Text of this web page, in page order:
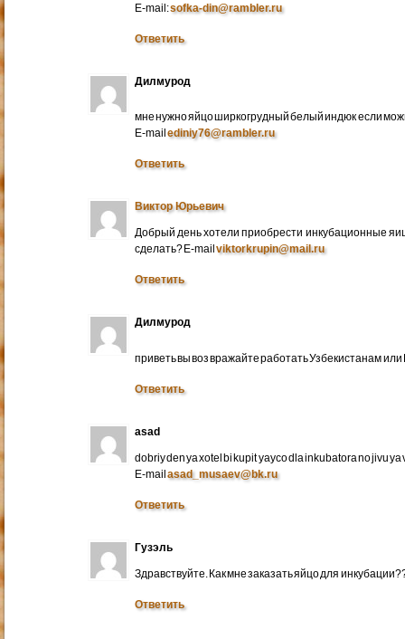
E-mail:sofka-din@rambler.ru
Ответить
Дилмурод
мне нужно яйцо ширкогрудный белый индюк если
E-mailediniy76@rambler.ru
Ответить
Виктор Юрьевич
Добрый день хотели приобрести инкубационные
сделать? E-mailviktorkrupin@mail.ru
Ответить
Дилмурод
приветь вы воз вражайте работать Узбекистанам
Ответить
asad
dobriy den ya xotel bi kupit yayco dla inkubatora no jivu ya
E-mailasad_musaev@bk.ru
Ответить
Гузэль
Здравствуйте. Как мне заказать яйцо для
Ответить